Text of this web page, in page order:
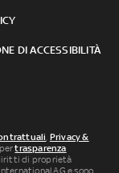
DI ACCESSIBILITÀ
, Privacy &
trasparenza
di proprietà